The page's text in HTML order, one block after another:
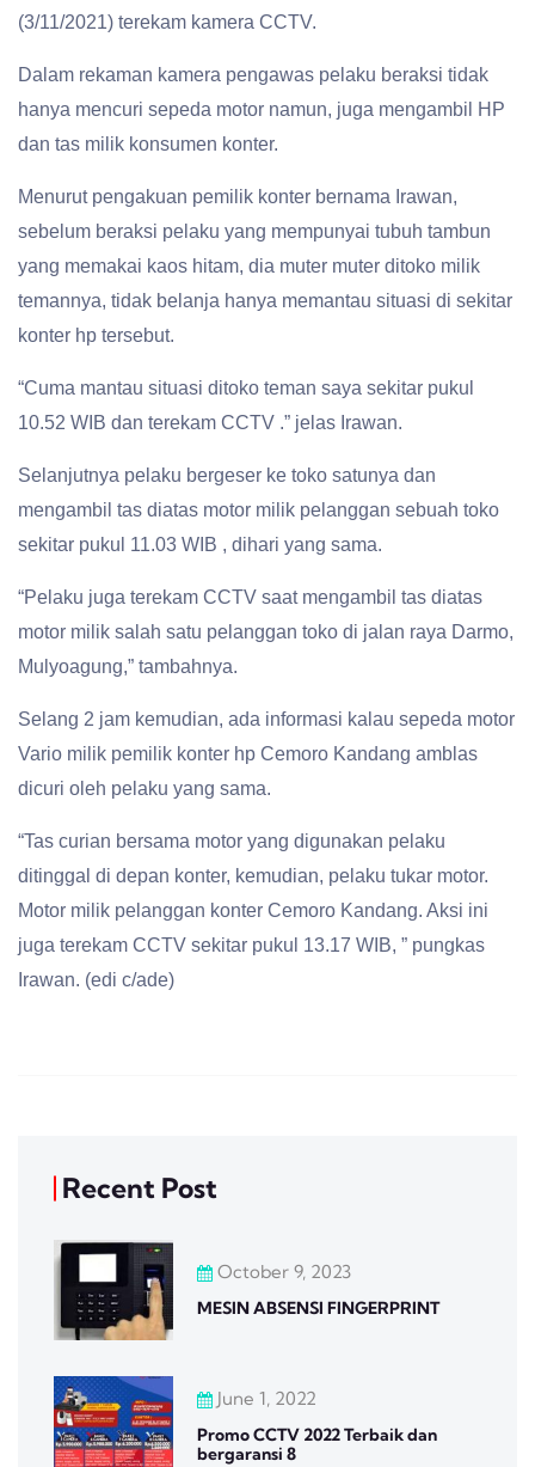
(3/11/2021) terekam kamera CCTV.
Dalam rekaman kamera pengawas pelaku beraksi tidak
hanya mencuri sepeda motor namun, juga mengambil HP
dan tas milik konsumen konter.
Menurut pengakuan pemilik konter bernama Irawan,
sebelum beraksi pelaku yang mempunyai tubuh tambun
yang memakai kaos hitam, dia muter muter ditoko milik
temannya, tidak belanja hanya memantau situasi di sekitar
konter hp tersebut.
“Cuma mantau situasi ditoko teman saya sekitar pukul
10.52 WIB dan terekam CCTV .” jelas Irawan.
Selanjutnya pelaku bergeser ke toko satunya dan
mengambil tas diatas motor milik pelanggan sebuah toko
sekitar pukul 11.03 WIB , dihari yang sama.
“Pelaku juga terekam CCTV saat mengambil tas diatas
motor milik salah satu pelanggan toko di jalan raya Darmo,
Mulyoagung,” tambahnya.
Selang 2 jam kemudian, ada informasi kalau sepeda motor
Vario milik pemilik konter hp Cemoro Kandang amblas
dicuri oleh pelaku yang sama.
“Tas curian bersama motor yang digunakan pelaku
ditinggal di depan konter, kemudian, pelaku tukar motor.
Motor milik pelanggan konter Cemoro Kandang. Aksi ini
juga terekam CCTV sekitar pukul 13.17 WIB, ” pungkas
Irawan. (edi c/ade)
Recent Post
October 9, 2023
MESIN ABSENSI FINGERPRINT
June 1, 2022
Promo CCTV 2022 Terbaik dan
bergaransi 8